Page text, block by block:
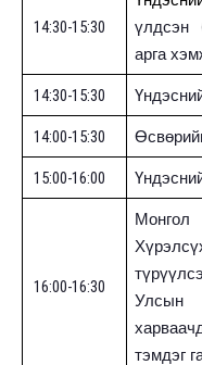
14:30-15:30
үлдсэн
арга
14:30-15:30
14:00-15:30
15:00-16:00
16:00-16:30
Улсын
тэмдэг